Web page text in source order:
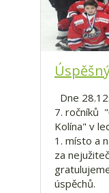
Dne
7. ročníků
Kolína" v
1. místo a
za
úspěchů.